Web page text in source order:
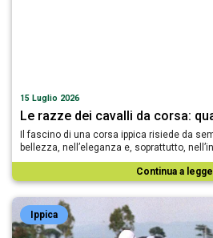
15 Luglio 2026
Le razze dei cavalli da corsa:
Il fascino di una corsa ippica risiede da
bellezza, nell’eleganza e, soprattutto,
Continua a
Ippica